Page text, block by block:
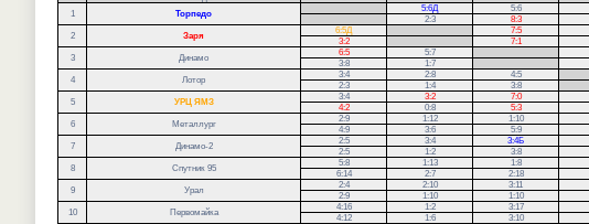
1
Торпедо
5:6Д 5:6
2:3 8:3
2
Заря
6:5Д 7:5
3:2 7:1
3
Динамо
6:5 5:7
3:8 1:7
4
Лотор
3:4 2:8 4:5
2:3 1:4 3:8
5
УРЦ ЯМЗ
3:4 3:2 7:0
4:2 0:8 5:3
6
Металлург
2:9 1:12 1:10
4:9 3:6 5:9
7
Динамо-2
2:5 3:4 3:4Б
2:5 1:2 3:8
8
Спутник 95
5:8 1:13 1:8
6:14 2:7 2:18
9
Урал
2:4 2:10 3:11
2:9 1:10 1:10
10
Первомайка
4:16 1:2 3:17
4:12 1:6 3:10